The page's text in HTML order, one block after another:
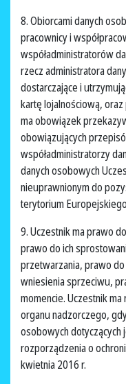
8. Obiorcami danych
pracownicy i
współadministratorów
rzecz administratora
dostarczające i
kartę lojalnościową,
ma obowiązek
obowiązujących
współadministratorzy
danych osobowych
nieuprawnionym do
terytorium
9. Uczestnik ma prawo
prawo do ich
przetwarzania, prawo
wniesienia sprzeciwu,
momencie. Uczestnik
organu nadzorczego,
osobowych
rozporządzenia o
kwietnia 2016 r.